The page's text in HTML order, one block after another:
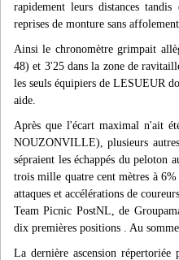
rapidement leurs distances
reprises de monture sans
Ainsi le chronomètre grimpait
48) et 3'25 dans la zone de
les seuls équipiers de LESUEUR
aide.
Après que l'écart maximal n'ait
NOUZONVILLE), plusieurs
sépraient les échappés du
trois mille quatre cent mètres à 6%
attaques et accélérations de
Team Picnic PostNL, de
dix premières positions . Au
La dernière ascension